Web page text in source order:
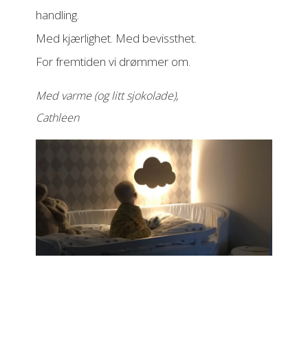
handling.
Med kjærlighet. Med bevissthet.
For fremtiden vi drømmer om.
Med varme (og litt sjokolade),
Cathleen